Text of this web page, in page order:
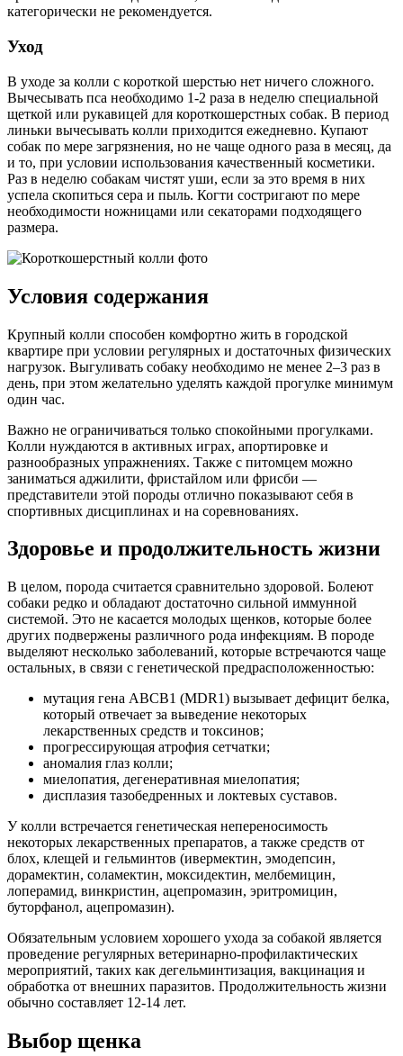
категорически не рекомендуется.
Уход
В уходе за колли с короткой шерстью нет ничего сложного.
Вычесывать пса необходимо 1-2 раза в неделю специальной
щеткой или рукавицей для короткошерстных собак. В период
линьки вычесывать колли приходится ежедневно. Купают
собак по мере загрязнения, но не чаще одного раза в месяц, да
и то, при условии использования качественный косметики.
Раз в неделю собакам чистят уши, если за это время в них
успела скопиться сера и пыль. Когти состригают по мере
необходимости ножницами или секаторами подходящего
размера.
Условия содержания
Крупный колли способен комфортно жить в городской
квартире при условии регулярных и достаточных физических
нагрузок. Выгуливать собаку необходимо не менее 2–3 раз в
день, при этом желательно уделять каждой прогулке минимум
один час.
Важно не ограничиваться только спокойными прогулками.
Колли нуждаются в активных играх, апортировке и
разнообразных упражнениях. Также с питомцем можно
заниматься аджилити, фристайлом или фрисби —
представители этой породы отлично показывают себя в
спортивных дисциплинах и на соревнованиях.
Здоровье и продолжительность жизни
В целом, порода считается сравнительно здоровой. Болеют
собаки редко и обладают достаточно сильной иммунной
системой. Это не касается молодых щенков, которые более
других подвержены различного рода инфекциям. В породе
выделяют несколько заболеваний, которые встречаются чаще
остальных, в связи с генетической предрасположенностью:
мутация гена ABCB1 (MDR1) вызывает дефицит белка,
который отвечает за выведение некоторых
лекарственных средств и токсинов;
прогрессирующая атрофия сетчатки;
аномалия глаз колли;
миелопатия, дегенеративная миелопатия;
дисплазия тазобедренных и локтевых суставов.
У колли встречается генетическая непереносимость
некоторых лекарственных препаратов, а также средств от
блох, клещей и гельминтов (ивермектин, эмодепсин,
дорамектин, соламектин, моксидектин, мелбемицин,
лоперамид, винкристин, ацепромазин, эритромицин,
буторфанол, ацепромазин).
Обязательным условием хорошего ухода за собакой является
проведение регулярных ветеринарно-профилактических
мероприятий, таких как дегельминтизация, вакцинация и
обработка от внешних паразитов. Продолжительность жизни
обычно составляет 12-14 лет.
Выбор щенка